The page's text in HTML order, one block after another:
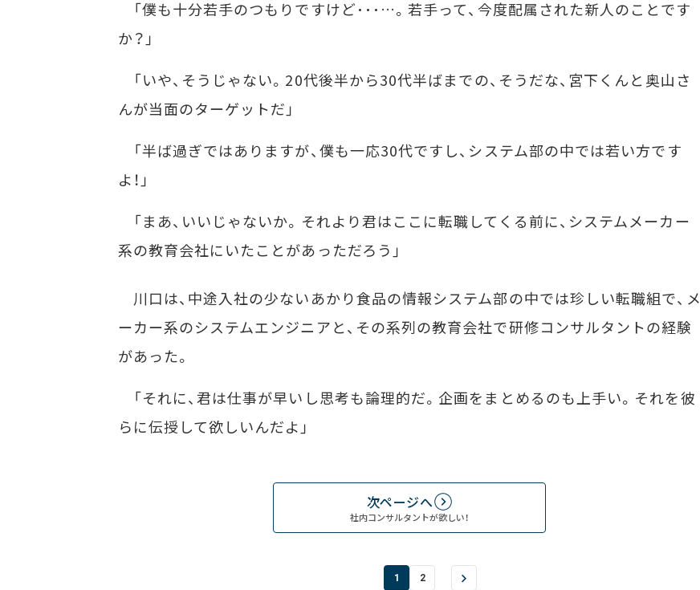
「僕も十分若手のつもりですけど･･･…。若手って、今度配属された新人のことです
か？」
「いや、そうじゃない。20代後半から30代半ばまでの、そうだな、宮下くんと奥山さ
んが当面のターゲットだ」
「半ば過ぎではありますが、僕も一応30代ですし、システム部の中では若い方です
よ！」
「まあ、いいじゃないか。それより君はここに転職してくる前に、システムメーカー
系の教育会社にいたことがあっただろう」
川口は、中途入社の少ないあかり食品の情報システム部の中では珍しい転職組で、メ
ーカー系のシステムエンジニアと、その系列の教育会社で研修コンサルタントの経験
があった。
「それに、君は仕事が早いし思考も論理的だ。企画をまとめるのも上手い。それを彼
らに伝授して欲しいんだよ」
次ページへ
社内コンサルタントが欲しい！
1 2